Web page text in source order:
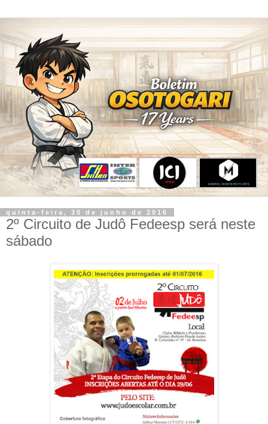
quinta-feira, 30 de junho de 2016
2º Circuito de Judô Fedeesp será neste
sábado